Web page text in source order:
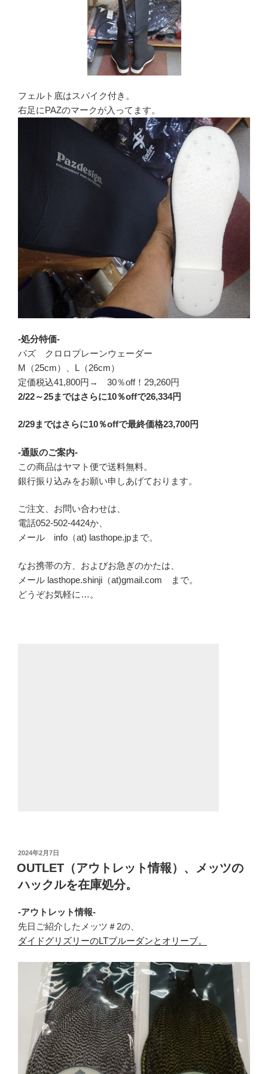
フェルト底はスパイク付き。
右足にPAZのマークが入ってます。
-処分特価-
パズ クロロプレーンウェーダー
M（25cm）、L（26cm）
定価税込41,800円→ 30％off！29,260円
2/22～25まではさらに10％offで26,334円
2/29まではさらに10％offで最終価格23,700円
-通販のご案内-
この商品はヤマト便で送料無料。
銀行振り込みをお願い申しあげております。
ご注文、お問い合わせは、
電話052-502-4424か、
メール info（at) lasthope.jpまで。
なお携帯の方、およびお急ぎのかたは、
メール lasthope.shinji（at)gmail.com まで。
どうぞお気軽に…。
投
稿
日:
2024年2月7日
OUTLET（アウトレット情報）、メッツの
ハックルを在庫処分。
-アウトレット情報-
先日ご紹介したメッツ＃2の、
ダイドグリズリーのLTブルーダンとオリーブ。